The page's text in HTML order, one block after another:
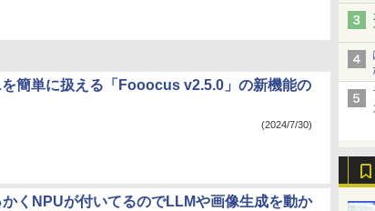
簡単に扱える「Fooocus v2.5.0」の新機能の
(2024/7/30)
くNPUが付いてるのでLLMや画像生成を動か